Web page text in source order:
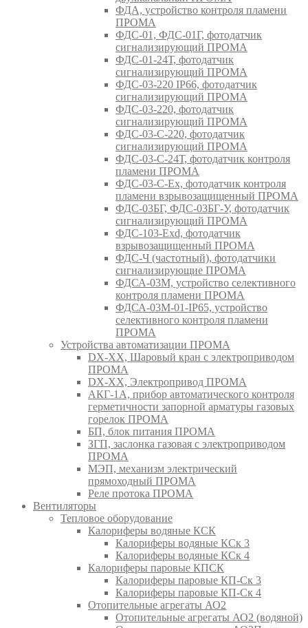
ФДА, устройство контроля пламени
ПРОМА
ФДС-01, ФДС-01Г, фотодатчик
сигнализирующий ПРОМА
ФДС-01-24Т, фотодатчик
сигнализирующий ПРОМА
ФДС-03-220 IP66, фотодатчик
сигнализирующий ПРОМА
ФДС-03-220, фотодатчик
сигнализирующий ПРОМА
ФДС-03-С-220, фотодатчик
сигнализирующий ПРОМА
ФДС-03-С-24Т, фотодатчик контроля
пламени ПРОМА
ФДС-03-С-Ex, фотодатчик контроля
пламени взрывозащищенный ПРОМА
ФДС-03БГ, ФДС-03БГ-У, фотодатчик
сигнализирующий ПРОМА
ФДС-103-Ехd, фотодатчик
взрывозащищенный ПРОМА
ФДС-Ч (частотный), фотодатчики
сигнализирующие ПРОМА
ФДСА-03М, устройство селективного
контроля пламени ПРОМА
ФДСА-03М-01-IP65, устройство
селективного контроля пламени
ПРОМА
Устройства автоматизации ПРОМА
DX-XX, Шаровый кран c электроприводом
ПРОМА
DX-XX, Электропривод ПРОМА
АКГ-1А, прибор автоматического контроля
герметичности запорной арматуры газовых
горелок ПРОМА
БП, блок питания ПРОМА
ЗГП, заслонка газовая с электроприводом
ПРОМА
МЭП, механизм электрический
прямоходный ПРОМА
Реле протока ПРОМА
Вентиляторы
Тепловое оборудование
Калориферы водяные КСК
Калориферы водяные КСк 3
Калориферы водяные КСк 4
Калориферы паровые КПСК
Калориферы паровые КП-Ск 3
Калориферы паровые КП-Ск 4
Отопительные агрегаты АО2
Отопительные агрегаты АО2 (водяной)